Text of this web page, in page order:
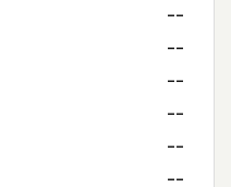
--
--
--
--
--
--